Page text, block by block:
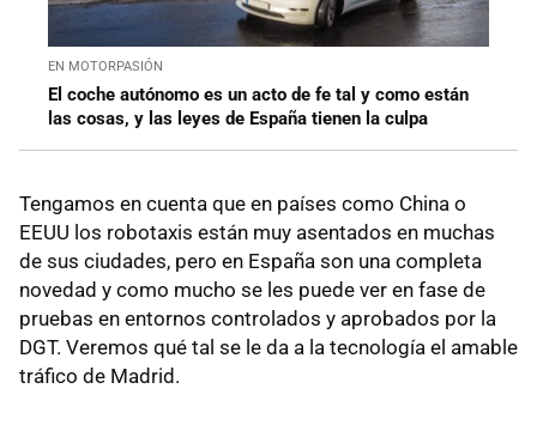
EN MOTORPASIÓN
El coche autónomo es un acto de fe tal y como están
las cosas, y las leyes de España tienen la culpa
Tengamos en cuenta que en países como China o
EEUU los robotaxis están muy asentados en muchas
de sus ciudades, pero en España son una completa
novedad y como mucho se les puede ver en fase de
pruebas en entornos controlados y aprobados por la
DGT. Veremos qué tal se le da a la tecnología el amable
tráfico de Madrid.